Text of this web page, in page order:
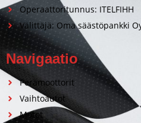
Operaattoritunnus: ITELFIHH
Välittäjä: Oma säästöpankki
Navigaatio
Perämoottorit
Vaihtoautot
Motot